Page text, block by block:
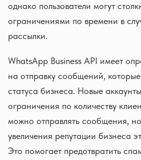
однако пользователи могут
ограничениями по времени в
рассылки.
WhatsApp Business API имеет
на отправку сообщений, которые
статуса бизнеса. Новые
ограничения по количеству
можно отправлять сообщения,
увеличения репутации бизнеса
Это помогает предотвратить